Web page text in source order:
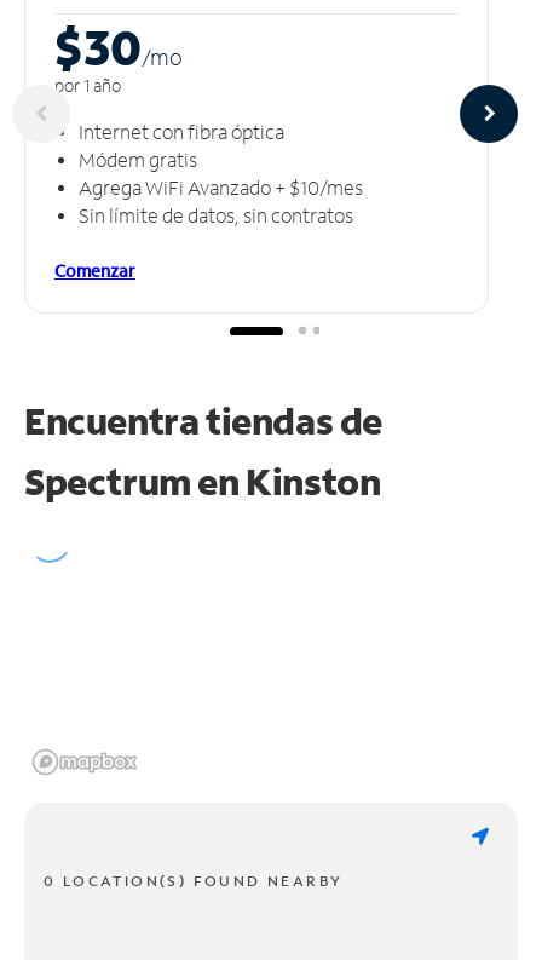
$30/mo
por 1 año
Internet con fibra óptica
Módem gratis
Agrega WiFi Avanzado + $10/mes
Sin límite de datos, sin contratos
Comenzar
Encuentra tiendas de
Spectrum en Kinston
0 LOCATION(S) FOUND NEARBY